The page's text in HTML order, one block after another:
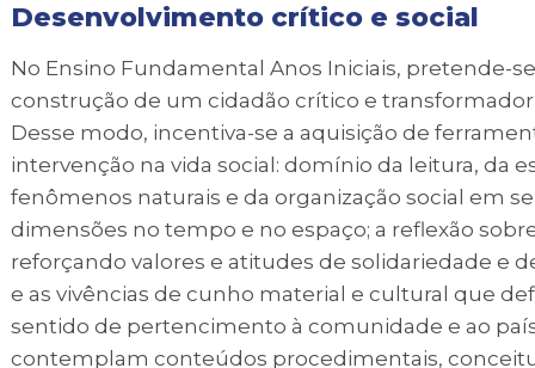
Desenvolvimento crítico e social
No Ensino Fundamental Anos Iniciais, pretende-
construção de um cidadão crítico e
Desse modo, incentiva-se a aquisição de
intervenção na vida social: domínio da leitura, da
fenômenos naturais e da organização social em
dimensões no tempo e no espaço; a reflexão
reforçando valores e atitudes de solidariedade e
e as vivências de cunho material e cultural que
sentido de pertencimento à comunidade e ao
contemplam conteúdos procedimentais,